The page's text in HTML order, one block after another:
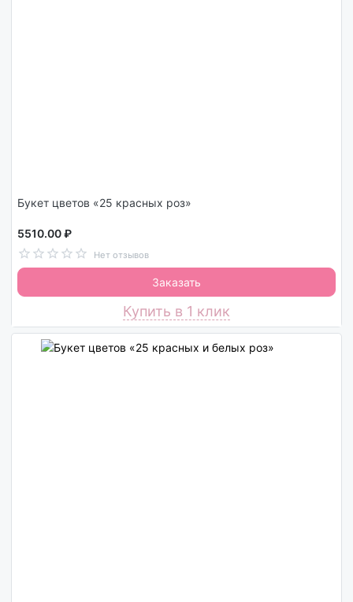
Букет цветов «25 красных роз»
5510.00 ₽
Нет отзывов
Заказать
Купить в 1 клик